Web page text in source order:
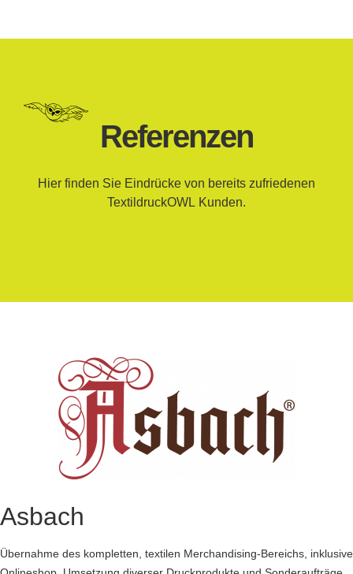
Referenzen
Hier finden Sie Eindrücke von bereits zufriedenen
TextildruckOWL Kunden.
Asbach
Übernahme des kompletten, textilen Merchandising-Bereichs, inklusive